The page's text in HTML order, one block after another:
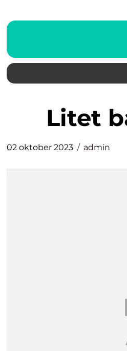
litet
02 oktober 2023 admin